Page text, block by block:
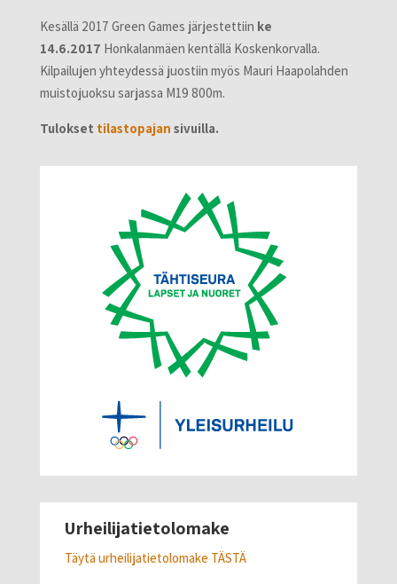
Kesällä 2017 Green Games järjestettiin ke
14.6.2017 Honkalanmäen kentällä Koskenkorvalla.
Kilpailujen yhteydessä juostiin myös Mauri Haapolahden
muistojuoksu sarjassa M19 800m.
Tulokset tilastopajan sivuilla.
Urheilijatietolomake
Täytä urheilijatietolomake TÄSTÄ